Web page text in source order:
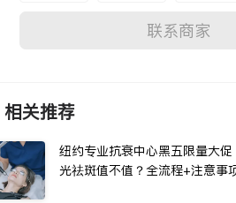
联系商家
相关推荐
纽约专业抗衰中心黑五限量大
光祛斑值不值？全流程+注意事